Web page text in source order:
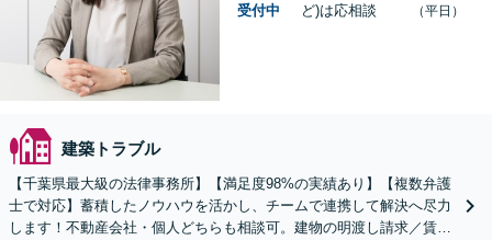
受付中
ど)は応相談
（平日）
建築トラブル
【千葉県最大級の法律事務所】【満足度98%の実績あり】【複数弁護
士で対応】蓄積したノウハウを活かし、チームで連携して解決へ尽力
します！不動産会社・個人どちらも相談可。建物の明渡し請求／賃貸